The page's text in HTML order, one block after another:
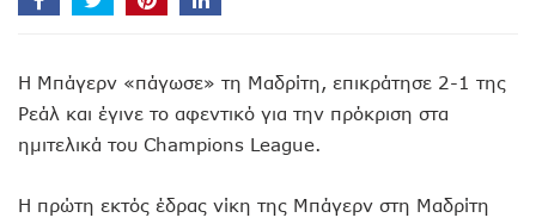
Η Μπάγερν «πάγωσε» τη Μαδρίτη, επικράτησε 2-1 της
Ρεάλ και έγινε το αφεντικό για την πρόκριση στα
ημιτελικά του Champions League.
Η πρώτη εκτός έδρας νίκη της Μπάγερν στη Μαδρίτη